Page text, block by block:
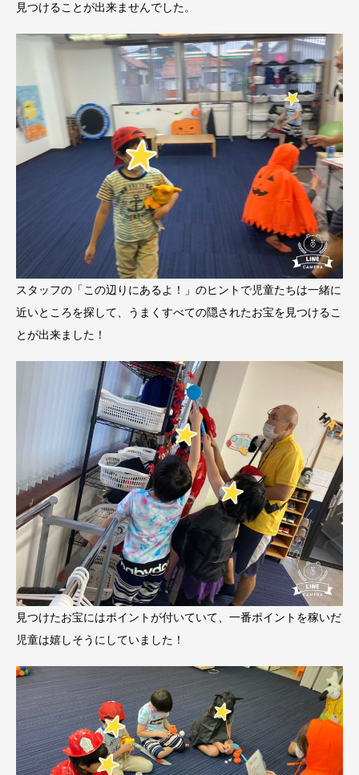
見つけることが出来ませんでした。
スタッフの「この辺りにあるよ！」のヒントで児童たちは一緒に
近いところを探して、うまくすべての隠されたお宝を見つけるこ
とが出来ました！
見つけたお宝にはポイントが付いていて、一番ポイントを稼いだ
児童は嬉しそうにしていました！